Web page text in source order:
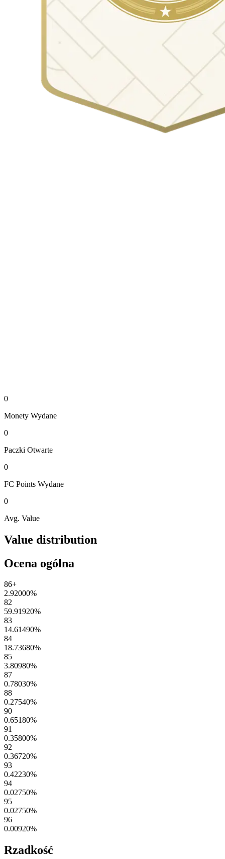
0
Monety Wydane
0
Paczki Otwarte
0
FC Points Wydane
0
Avg. Value
Value distribution
Ocena ogólna
86+
2.92000%
82
59.91920%
83
14.61490%
84
18.73680%
85
3.80980%
87
0.78030%
88
0.27540%
90
0.65180%
91
0.35800%
92
0.36720%
93
0.42230%
94
0.02750%
95
0.02750%
96
0.00920%
Rzadkość